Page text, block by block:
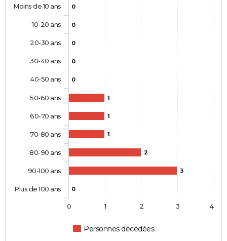
0
0
0
0
0
1
1
1
2
3
0
Personnes décédées
Moins de 10 ans
10-20 ans
20-30 ans
30-40 ans
40-50 ans
50-60 ans
60-70 ans
70-80 ans
80-90 ans
90-100 ans
Plus de 100 ans
0 1 2 3 4